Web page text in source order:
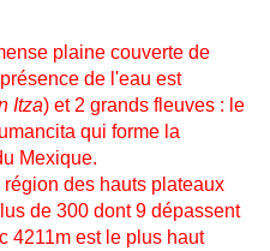
plaine couverte de
de l'eau est
Itza) et 2 grands fleuves : le
qui forme la
Mexique.
région des hauts plateaux
de 300 dont 9 dépassent
4211m est le plus haut